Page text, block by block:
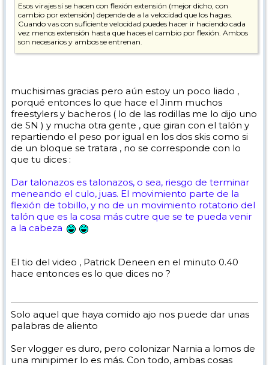
Esos virajes sí se hacen con flexión extensión (mejor dicho, con
cambio por extensión) depende de a la velocidad que los hagas.
Cuando vas con suficiente velocidad puedes hacer ir haciendo cada
vez menos extensión hasta que haces el cambio por flexión. Ambos
son necesarios y ambos se entrenan.
Ni de coña Javi. Una cosa es lo que parece y otra es lo que es. Dar
talonazos es talonazos, o sea, riesgo de terminar meneando el culo,
juas. El movimiento parte de la flexión de tobillo, y no de un
movimiento rotatorio del talón que es la cosa más cutre que se te
pueda venir a la cabeza. Empieza despacito, con cambio por
extensión, y lo comprenderás.
Y sí, si contesta a tus preguntas el artículo
1) Podriais poner más videos donde salgan esquiando de esta forma ?
( tenia uno buenísimo pero perdí el link
)No es ninguna forma
especial de esquiar, es un viraje de base tradicional e hiper normal.
Las diferencias que ves son meras diferencias de estilo y, más que
nada, en la clavada del bastón.
3) El peso esta repartido por igual sobre los dos esquis o más sobre el
esquí exterior ? A veces se me separan un poco las colas al iniciar el
movimiento porqué pongo mayor peso en el esquí exterior.
4) Las rodillas las manteneis juntas ?No, se mantienen juntas las
piernas enteras, aunque independientes, para que no se estorben. Si
eso es horrible (y probablemente hagas más stem al valle todavía).
5) Supongo que debeis de estar muy bien posicionados y sentis la
espinilla en contacto constante con la lengueta de la bota , cierto?
muchisimas gracias pero aún estoy un poco liado ,
porqué entonces lo que hace el Jinm muchos
freestylers y bacheros ( lo de las rodillas me lo dijo uno
de SN ) y mucha otra gente , que giran con el talón y
repartiendo el peso por igual en los dos skis como si
de un bloque se tratara , no se corresponde con lo
que tu dices :
Dar talonazos es talonazos, o sea, riesgo de terminar
meneando el culo, juas. El movimiento parte de la
flexión de tobillo, y no de un movimiento rotatorio del
talón que es la cosa más cutre que se te pueda venir
a la cabeza
El tio del video , Patrick Deneen en el minuto 0.40
hace entonces es lo que dices no ?
Solo aquel que haya comido ajo nos puede dar unas
palabras de aliento
Ser vlogger es duro, pero colonizar Narnia a lomos de
una minipimer lo es más. Con todo, ambas cosas